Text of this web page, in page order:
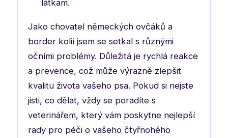
látkám.
Jako chovatel německých ovčáků a
border kolií jsem se setkal s různými
očními problémy. Důležitá je rychlá reakce
a prevence, což může výrazně zlepšit
kvalitu života vašeho psa. Pokud si nejste
jisti, co dělat, vždy se poradíte s
veterinářem, který vám poskytne nejlepší
rady pro péči o vašeho čtyřnohého